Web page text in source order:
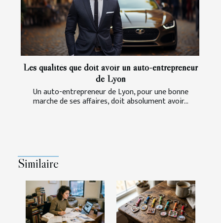
Les qualités que doit avoir un auto-entrepreneur
de Lyon
Un auto-entrepreneur de Lyon, pour une bonne
marche de ses affaires, doit absolument avoir...
Similaire